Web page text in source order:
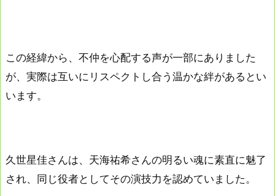
この経緯から、不仲を心配する声が一部にありました
が、実際は互いにリスペクトし合う温かな絆があるとい
います。
久世星佳さんは、天海祐希さんの明るい魂に素直に魅了
され、同じ役者としてその演技力を認めていました。